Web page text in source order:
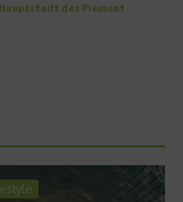
des Piemont